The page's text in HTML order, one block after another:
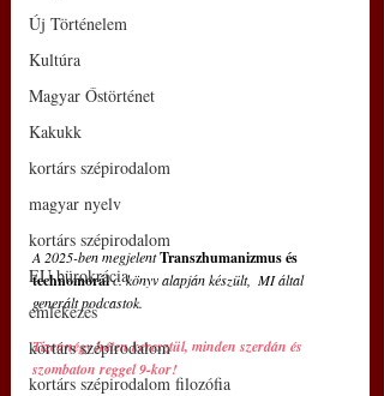
Új Történelem
Kultúra
Magyar Őstörténet
Kakukk
kortárs szépirodalom
magyar nyelv
kortárs szépirodalom
EU bürokrácia
emlékezés
kortárs szépirodalom
kortárs szépirodalom filozófia
A 2025-ben megjelent Transzhumanizmus és
technomorál c. könyv alapján készült,  MI által
generált podcastok.
Tizennégy héten keresztül, minden szerdán és
szombaton reggel 9-kor!